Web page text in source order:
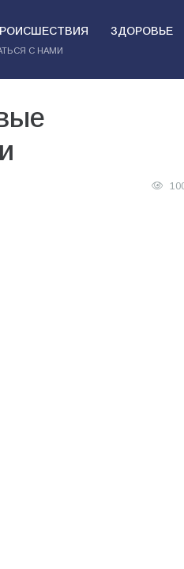
ЗДОРОВЬЕ
С НАМИ